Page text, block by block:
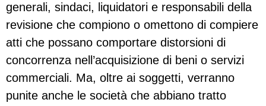
generali, sindaci, liquidatori e responsabili della
revisione che compiono o omettono di compiere
atti che possano comportare distorsioni di
concorrenza nell’acquisizione di beni o servizi
commerciali. Ma, oltre ai soggetti, verranno
punite anche le società che abbiano tratto